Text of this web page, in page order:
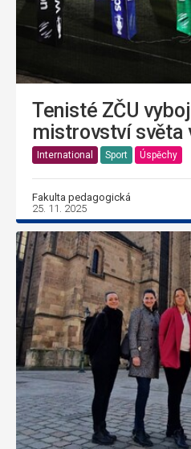
Tenisté ZČU
mistrovství světa
International Sport Úspěchy
Fakulta pedagogická
25. 11. 2025